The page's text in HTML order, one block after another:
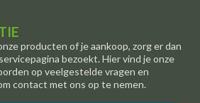
producten of je aankoop, zorg er dan
bezoekt. Hier vind je onze
op veelgestelde vragen en
contact met ons op te nemen.